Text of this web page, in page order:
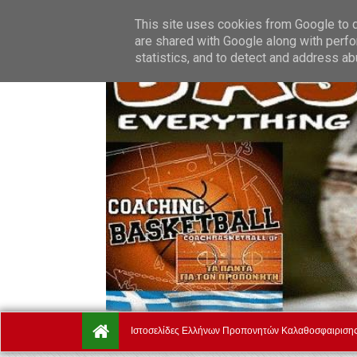
Friday, August 7. Ποιοί Είμαστε Όροι Χρήσης
Ιστοσελίδες Ελλήνων Προπονητών Καλαθοσφαιρισης
This site uses cookies from Google to
are shared with Google along with
statistics, and to detect and address